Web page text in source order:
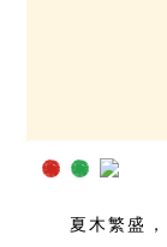
夏木繁盛，